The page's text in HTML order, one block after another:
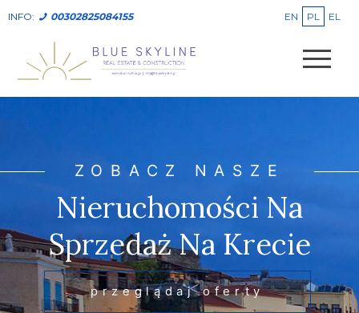
INFO: 00302825084155 EN PL EL
ZOBACZ NASZE
Nieruchomości Na
Sprzedaż Na Krecie
przeglądaj oferty